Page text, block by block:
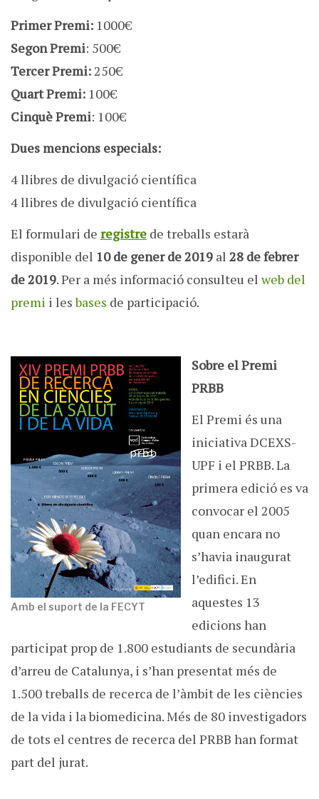
Primer Premi: 1000€
Segon Premi: 500€
Tercer Premi:250€
Quart Premi: 100€
Cinquè Premi: 100€
Dues mencions especials:
4 llibres de divulgació científica
4 llibres de divulgació científica
El formulari de registre de treballs estarà
disponible del 10 de gener de 2019 al 28 de febrer
de 2019. Per a més informació consulteu el web del
premi i lesbases de participació.
Amb el suport de la FECYT
Sobre el Premi
PRBB
El Premi és una
iniciativa DCEXS-
UPF i el PRBB. La
primera edició es va
convocar el 2005
quan encara no
s’havia inaugurat
l’edifici. En
aquestes 13
edicions han
participat prop de 1.800 estudiants de secundària
d’arreu de Catalunya, i s’han presentat més de
1.500 treballs de recerca de l’àmbit de les ciències
de la vida i la biomedicina. Més de 80 investigadors
de tots el centres de recerca del PRBB han format
part del jurat.